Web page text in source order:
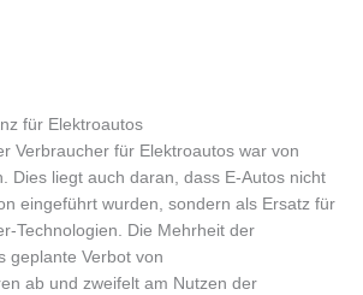
für Elektroautos
Verbraucher für Elektroautos war von
Dies liegt auch daran, dass E-Autos nicht
eingeführt wurden, sondern als Ersatz für
Technologien. Die Mehrheit der
geplante Verbot von
ab und zweifelt am Nutzen der